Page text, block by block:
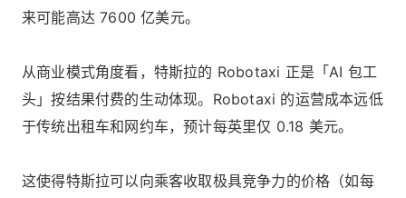
来可能高达 7600 亿美元。
从商业模式角度看，特斯拉的 Robotaxi 正是「AI 包工
头」按结果付费的生动体现。Robotaxi 的运营成本远低
于传统出租车和网约车，预计每英里仅 0.18 美元。
这使得特斯拉可以向乘客收取极具竞争力的价格（如每